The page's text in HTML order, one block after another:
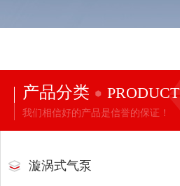
产品分类 PRODUCT
我们相信好的产品是信誉的保证！
漩涡式气泵